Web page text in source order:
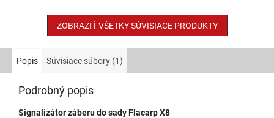
ZOBRAZIŤ VŠETKY SÚVISIACE PRODUKTY
Popis Súvisiace súbory (1)
Podrobný popis
Signalizátor záberu do sady Flacarp X8